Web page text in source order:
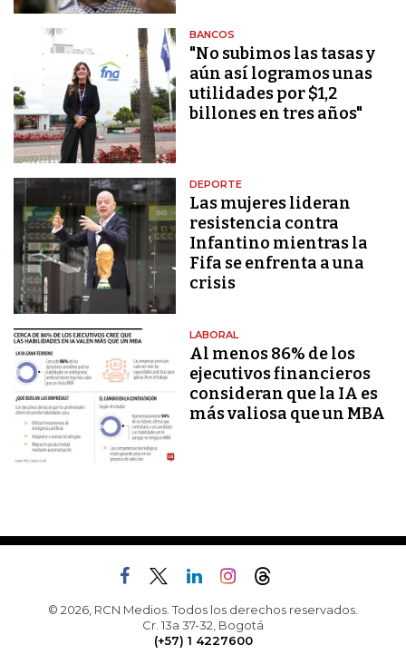
BANCOS
"No subimos las tasas y
aún así logramos unas
utilidades por $1,2
billones en tres años"
DEPORTE
Las mujeres lideran
resistencia contra
Infantino mientras la
Fifa se enfrenta a una
crisis
LABORAL
Al menos 86% de los
ejecutivos financieros
consideran que la IA es
más valiosa que un MBA
© 2026, RCN Medios. Todos los derechos reservados.
Cr. 13a 37-32, Bogotá
(+57) 1 4227600